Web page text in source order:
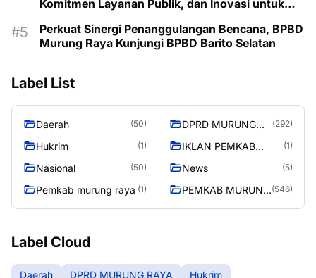
Komitmen Layanan Publik, dan Inovasi untuk
Perkuat Sinergi Penanggulangan Bencana, BPBD
Murung Raya Kunjungi BPBD Barito Selatan
Label List
Daerah (50)
DPRD MURUNG
(292)
Hukrim (1)
IKLAN PEMKAB
(1)
Nasional (50) News (5)
Pemkab murung raya (1)
PEMKAB MURUNG (546)
Label Cloud
Daerah DPRD MURUNG RAYA
Hukrim